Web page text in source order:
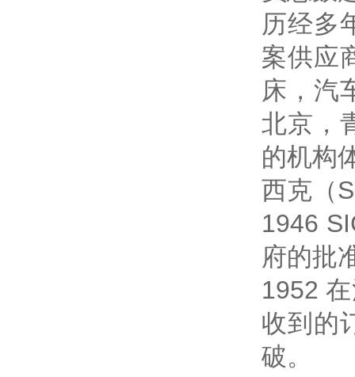
历经多
案供应
床，汽
北京，
的机构
西克（
1946
府的批
1952
收到的
破。